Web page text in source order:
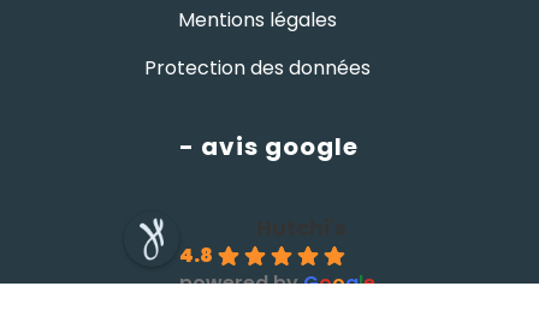
Mentions légales
Protection des données
- avis google
4.8
powered byGoogle